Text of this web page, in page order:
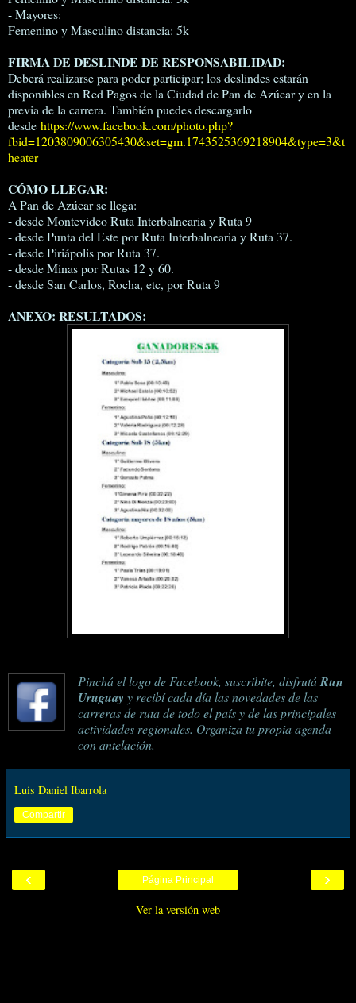
- Mayores:
Femenino y Masculino distancia: 5k
FIRMA DE DESLINDE DE RESPONSABILIDAD:
Deberá realizarse para poder participar; los deslindes estarán
disponibles en Red Pagos de la Ciudad de Pan de Azúcar y en la
previa de la carrera. También puedes descargarlo
desde https://www.facebook.com/photo.php?
fbid=1203809006305430&set=gm.1743525369218904&type=3&t
heater
CÓMO LLEGAR:
A Pan de Azúcar se llega:
- desde Montevideo Ruta Interbalnearia y Ruta 9
- desde Punta del Este por Ruta Interbalnearia y Ruta 37.
- desde Piriápolis por Ruta 37.
- desde Minas por Rutas 12 y 60.
- desde San Carlos, Rocha, etc, por Ruta 9
ANEXO: RESULTADOS:
Pinchá el logo de Facebook, suscribite, disfrutáRun
Uruguay y recibí cada día las novedades de las
carreras de ruta de todo el país y de las principales
actividades regionales. Organiza tu propia agenda
con antelación.
Luis Daniel Ibarrola
Compartir
‹ ›
Página Principal
Ver la versión web